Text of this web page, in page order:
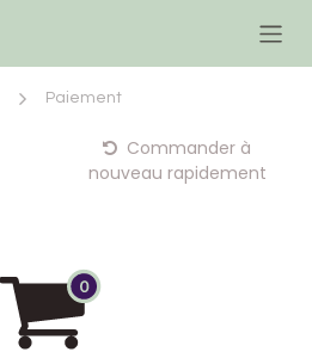
Paiement
Commander à
nouveau rapidement